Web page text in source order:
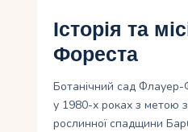
Історія та
Фореста
Ботанічний сад
у 1980-х роках з метою
рослинної спадщини